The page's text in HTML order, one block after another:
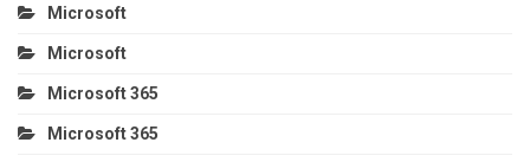
Microsoft
Microsoft
Microsoft 365
Microsoft 365